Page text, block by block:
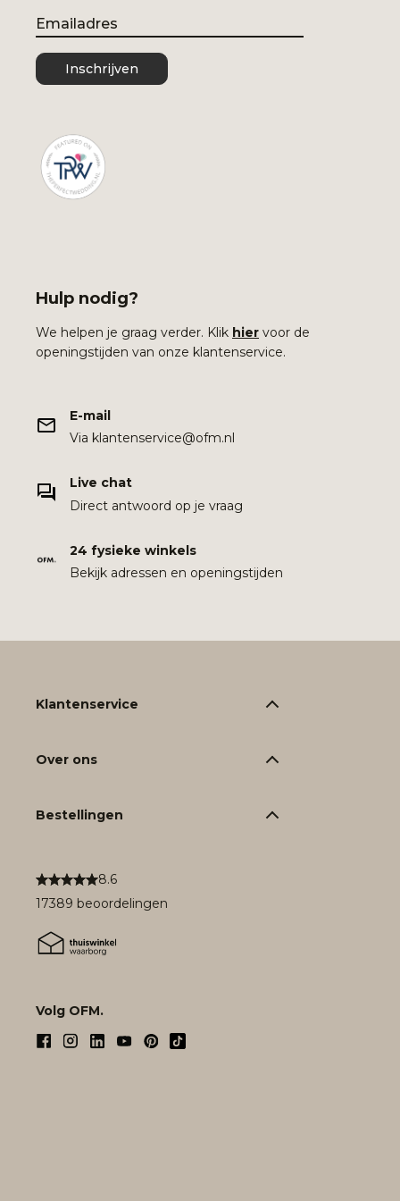
Email
Inschrijven
Hulp nodig?
We helpen je graag verder. Klik hier voor de
openingstijden van onze klantenservice.
E-mail
Via klantenservice@ofm.nl
Live chat
Direct antwoord op je vraag
24 fysieke winkels
Bekijk adressen en openingstijden
8.6
17389 beoordelingen
Volg OFM.
Klantenservice
Over ons
Bestellingen